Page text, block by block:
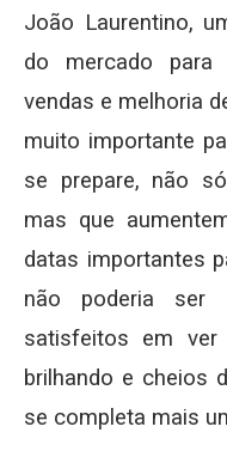
João Laurentino,
do mercado para
vendas e melhoria
muito importante
se prepare, não
mas que
datas importantes
não poderia ser
satisfeitos em
brilhando e cheios
se completa mais